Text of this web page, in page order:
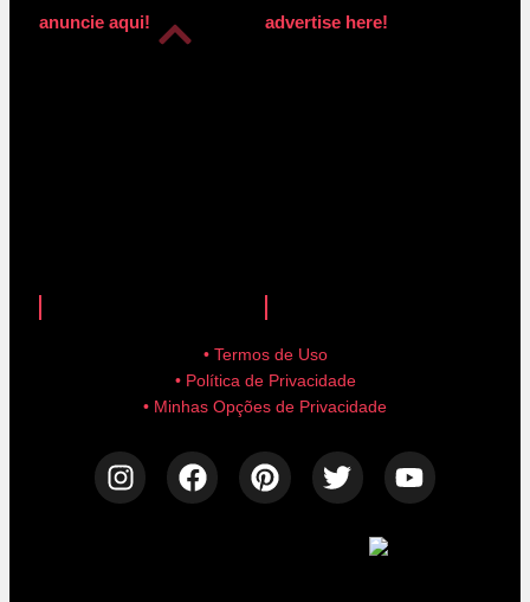
anuncie aqui! advertise here!
• Termos de Uso
• Política de Privacidade
• Minhas Opções de Privacidade